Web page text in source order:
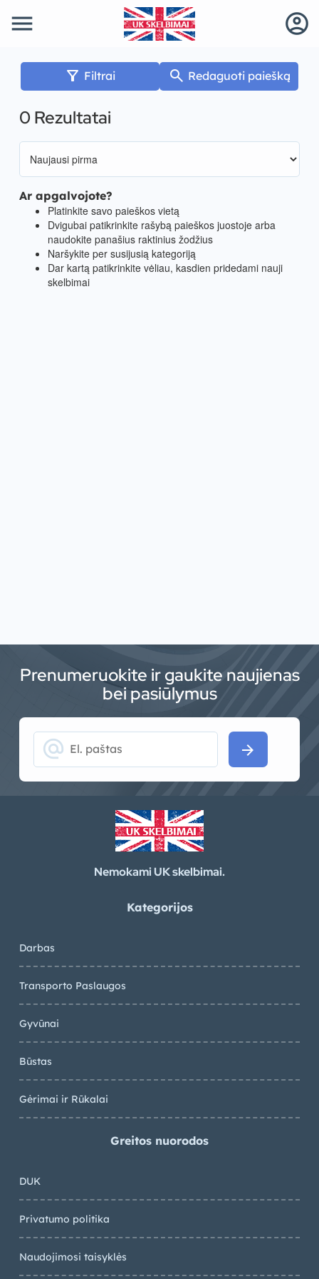
menu account_circle
filter_alt Filtrai search Redaguoti paiešką
0 Rezultatai
Ar apgalvojote?
Platinkite savo paieškos vietą
Dvigubai patikrinkite rašybą paieškos juostoje arba
naudokite panašius raktinius žodžius
Naršykite per susijusią kategoriją
Dar kartą patikrinkite vėliau, kasdien pridedami nauji
skelbimai
Prenumeruokite ir gaukite naujienas
bei pasiūlymus
alternate_email arrow_forward
Nemokami UK skelbimai.
Kategorijos
Darbas
Transporto Paslaugos
Gyvūnai
Būstas
Gėrimai ir Rūkalai
Greitos nuorodos
DUK
Privatumo politika
Naudojimosi taisyklės